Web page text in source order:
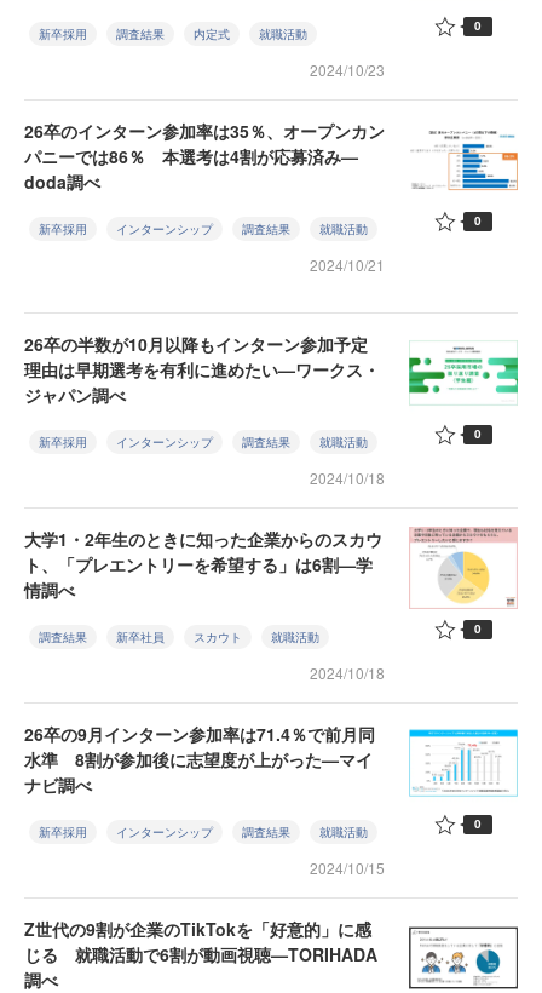
新卒採用 調査結果 内定式 就職活動
2024/10/23
0
26卒のインターン参加率は35％、オープンカン
パニーでは86％ 本選考は4割が応募済み—
doda調べ
新卒採用 インターンシップ 調査結果 就職活動
2024/10/21
0
26卒の半数が10月以降もインターン参加予定
理由は早期選考を有利に進めたい—ワークス・
ジャパン調べ
新卒採用 インターンシップ 調査結果 就職活動
2024/10/18
0
大学1・2年生のときに知った企業からのスカウ
ト、「プレエントリーを希望する」は6割—学
情調べ
調査結果 新卒社員 スカウト 就職活動
2024/10/18
0
26卒の9月インターン参加率は71.4％で前月同
水準 8割が参加後に志望度が上がった—マイ
ナビ調べ
新卒採用 インターンシップ 調査結果 就職活動
2024/10/15
0
Z世代の9割が企業のTikTokを「好意的」に感
じる 就職活動で6割が動画視聴—TORIHADA
調べ